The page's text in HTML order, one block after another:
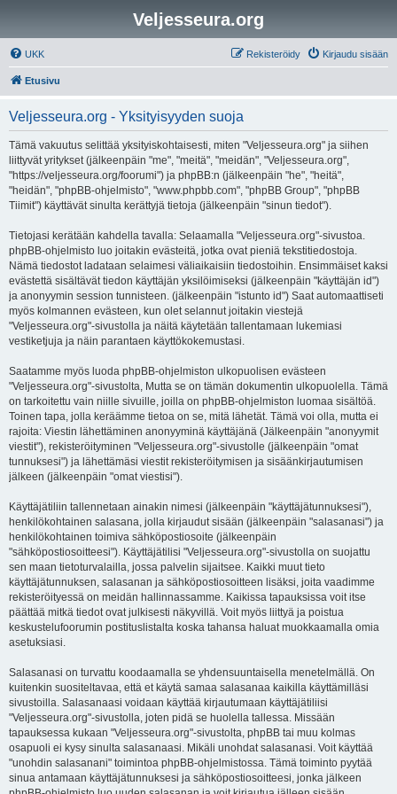
Veljesseura.org
UKK Kirjaudu sisään
Rekisteröidy
Etusivu
Veljesseura.org - Yksityisyyden suoja
Tämä vakuutus selittää yksityiskohtaisesti, miten "Veljesseura.org" ja siihen
liittyvät yritykset (jälkeenpäin "me", "meitä", "meidän", "Veljesseura.org",
"https://veljesseura.org/foorumi") ja phpBB:n (jälkeenpäin "he", "heitä",
"heidän", "phpBB-ohjelmisto", "www.phpbb.com", "phpBB Group", "phpBB
Tiimit") käyttävät sinulta kerättyjä tietoja (jälkeenpäin "sinun tiedot").
Tietojasi kerätään kahdella tavalla: Selaamalla "Veljesseura.org"-sivustoa.
phpBB-ohjelmisto luo joitakin evästeitä, jotka ovat pieniä tekstitiedostoja.
Nämä tiedostot ladataan selaimesi väliaikaisiin tiedostoihin. Ensimmäiset kaksi
evästettä sisältävät tiedon käyttäjän yksilöimiseksi (jälkeenpäin "käyttäjän id")
ja anonyymin session tunnisteen. (jälkeenpäin "istunto id") Saat automaattiseti
myös kolmannen evästeen, kun olet selannut joitakin viestejä
"Veljesseura.org"-sivustolla ja näitä käytetään tallentamaan lukemiasi
vestiketjuja ja näin parantaen käyttökokemustasi.
Saatamme myös luoda phpBB-ohjelmiston ulkopuolisen evästeen
"Veljesseura.org"-sivustolta, Mutta se on tämän dokumentin ulkopuolella. Tämä
on tarkoitettu vain niille sivuille, joilla on phpBB-ohjelmiston luomaa sisältöä.
Toinen tapa, jolla keräämme tietoa on se, mitä lähetät. Tämä voi olla, mutta ei
rajoita: Viestin lähettäminen anonyyminä käyttäjänä (Jälkeenpäin "anonyymit
viestit"), rekisteröityminen "Veljesseura.org"-sivustolle (jälkeenpäin "omat
tunnuksesi") ja lähettämäsi viestit rekisteröitymisen ja sisäänkirjautumisen
jälkeen (jälkeenpäin "omat viestisi").
Käyttäjätiliin tallennetaan ainakin nimesi (jälkeenpäin "käyttäjätunnuksesi"),
henkilökohtainen salasana, jolla kirjaudut sisään (jälkeenpäin "salasanasi") ja
henkilökohtainen toimiva sähköpostiosoite (jälkeenpäin
"sähköpostiosoitteesi"). Käyttäjätilisi "Veljesseura.org"-sivustolla on suojattu
sen maan tietoturvalailla, jossa palvelin sijaitsee. Kaikki muut tieto
käyttäjätunnuksen, salasanan ja sähköpostiosoitteen lisäksi, joita vaadimme
rekisteröityessä on meidän hallinnassamme. Kaikissa tapauksissa voit itse
päättää mitkä tiedot ovat julkisesti näkyvillä. Voit myös liittyä ja poistua
keskustelufoorumin postituslistalta koska tahansa haluat muokkaamalla omia
asetuksiasi.
Salasanasi on turvattu koodaamalla se yhdensuuntaisella menetelmällä. On
kuitenkin suositeltavaa, että et käytä samaa salasanaa kaikilla käyttämilläsi
sivustoilla. Salasanaasi voidaan käyttää kirjautumaan käyttäjätiliisi
"Veljesseura.org"-sivustolla, joten pidä se huolella tallessa. Missään
tapauksessa kukaan "Veljesseura.org"-sivustolta, phpBB tai muu kolmas
osapuoli ei kysy sinulta salasanaasi. Mikäli unohdat salasanasi. Voit käyttää
"unohdin salasanani" toimintoa phpBB-ohjelmistossa. Tämä toiminto pyytää
sinua antamaan käyttäjätunnuksesi ja sähköpostiosoitteesi, jonka jälkeen